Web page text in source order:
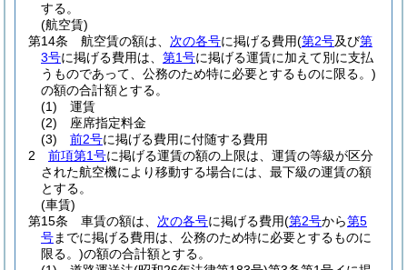
する。
(航空賃)
第14条
航空賃の額は、 次の各号に掲げる費用(第2号及び第
3号に掲げる費用は、 第1号に掲げる運賃に加えて別に支払
うものであって、公務のため特に必要とするものに限る。)
の額の合計額とする。
(1)
運賃
(2)
座席指定料金
(3)
前2号に掲げる費用に付随する費用
2
前項第1号に掲げる運賃の額の上限は、運賃の等級が区分
された航空機により移動する場合には、最下級の運賃の額
とする。
(車賃)
第15条
車賃の額は、 次の各号に掲げる費用(第2号から第5
号までに掲げる費用は、公務のため特に必要とするものに
限る。)の額の合計額とする。